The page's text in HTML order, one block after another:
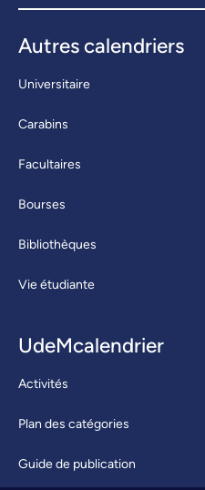
Autres calendriers
Universitaire
Carabins
Facultaires
Bourses
Bibliothèques
Vie étudiante
UdeMcalendrier
Activités
Plan des catégories
Guide de publication